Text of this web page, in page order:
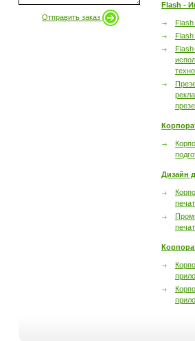
Отправить заказ
Flash -
Flash
Дизайн